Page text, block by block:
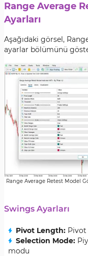
Range Average
Ayarları
Aşağıdaki görsel,
ayarlar bölümünü
Range Average Retest Model
Swings Ayarları
Pivot Length:
Selection Mode:
modu